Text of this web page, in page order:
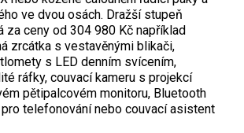
ve dvou osách. Dražší stupeň
za ceny od 304 980 Kč například
zrcátka s vestavěnými blikači,
s LED denním svícením,
ráfky, couvací kameru s projekcí
pětipalcovém monitoru, Bluetooth
telefonování nebo couvací asistent